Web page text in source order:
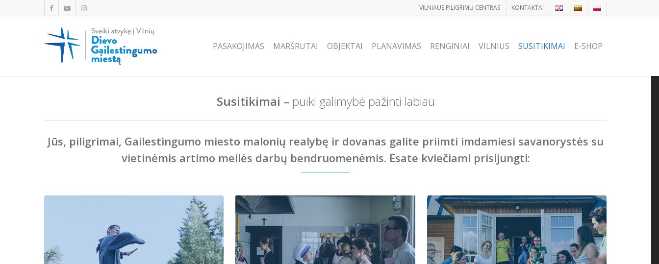
VILNIAUS PILIGRIMŲ CENTRAS KONTAKTAI
PASAKOJIMAS MARŠRUTAI OBJEKTAI PLANAVIMAS RENGINIAI VILNIUS SUSITIKIMAI E-SHOP
Susitikimai – puiki galimybė pažinti labiau
Jūs, piligrimai, Gailestingumo miesto malonių realybę ir dovanas galite priimti imdamiesi savanorystės su
vietinėmis artimo meilės darbų bendruomenėmis. Esate kviečiami prisijungti: